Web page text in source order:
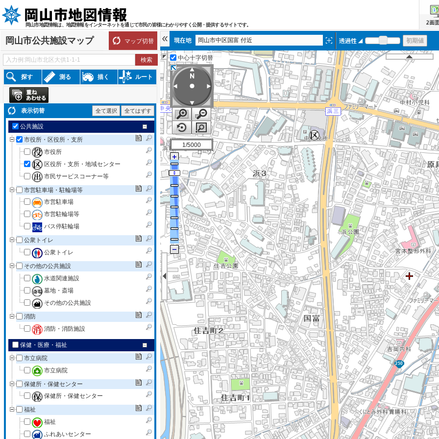
岡山市地図情報は、地図情報をインターネットを通じて市民の皆様にわかりやすく公開・提供するサイトです。
岡山市公共施設マップ マップ切替
探す 測る 描く ルート
表示切替 全て選択 全てはずす
公共施設
市役所・区役所・支所
市役所
区役所・支所・地域センター
市民サービスコーナー等
市営駐車場・駐輪場等
市営駐車場
市営駐輪場等
バス停駐輪場
公衆トイレ
公衆トイレ
その他の公共施設
水道関連施設
墓地・斎場
その他の公共施設
消防
消防・消防施設
保健・医療・福祉
市立病院
市立病院
保健所・保健センター
保健所・保健センター
福祉
福祉
ふれあいセンター
岡山市中区国富 付近
中心十字切替
1/5000